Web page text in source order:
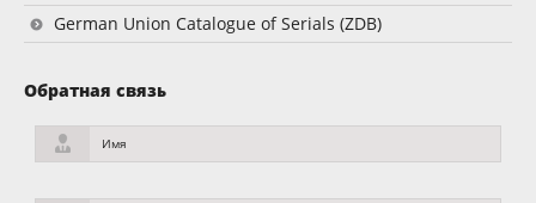
German Union Catalogue of Serials (ZDB)
Обратная связь
Имя